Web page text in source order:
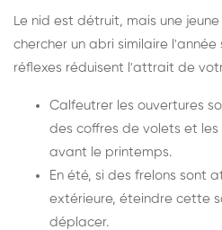
Le nid est détruit, mais une
chercher un abri similaire l'année
réflexes réduisent l'attrait de
Calfeutrer les ouvertures
des coffres de volets et
avant le printemps.
En été, si des frelons sont
extérieure, éteindre cette
déplacer.